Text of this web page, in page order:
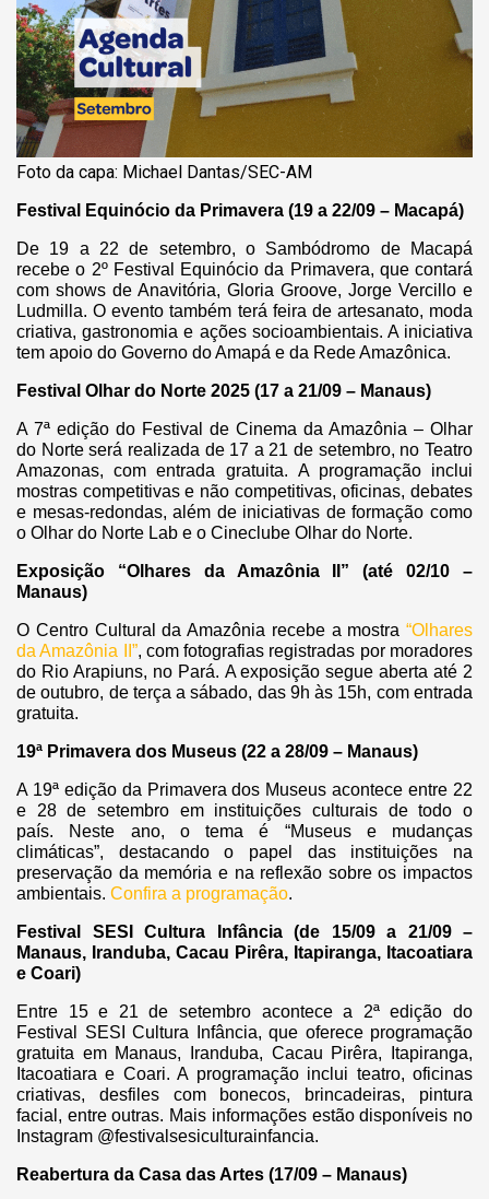
Foto da capa: Michael Dantas/SEC-AM
Festival Equinócio da Primavera (19 a 22/09 – Macapá)
De 19 a 22 de setembro, o Sambódromo de Macapá
recebe o 2º Festival Equinócio da Primavera, que contará
com shows de Anavitória, Gloria Groove, Jorge Vercillo e
Ludmilla.O evento também terá feira de artesanato, moda
criativa, gastronomia e ações socioambientais. A iniciativa
tem apoio do Governo do Amapá e da Rede Amazônica.
Festival Olhar do Norte 2025 (17 a 21/09 – Manaus)
A 7ª edição do Festival de Cinema da Amazônia – Olhar
do Norte será realizada de 17 a 21 de setembro, no Teatro
Amazonas, com entrada gratuita. A programação inclui
mostras competitivas e não competitivas, oficinas, debates
e mesas-redondas, além de iniciativas de formação como
o Olhar do Norte Lab e o Cineclube Olhar do Norte.
Exposição “Olhares da Amazônia II” (até 02/10 –
Manaus)
O Centro Cultural da Amazônia recebe a mostra “Olhares
da Amazônia II”, com fotografias registradas por moradores
do Rio Arapiuns, no Pará. A exposição segue aberta até 2
de outubro, de terça a sábado, das 9h às 15h, com entrada
gratuita.
19ª Primavera dos Museus (22 a 28/09 – Manaus)
A 19ª edição da Primavera dos Museus acontece entre 22
e 28 de setembro em instituições culturais de todo o
país.
Neste ano, o tema é “Museus e mudanças
climáticas”, destacando o papel das instituições na
preservação da memória e na reflexão sobre os impactos
ambientais. Confira a programação.
Festival SESI Cultura Infância (de 15/09 a 21/09 –
Manaus, Iranduba, Cacau Pirêra, Itapiranga, Itacoatiara
e Coari)
Entre 15 e 21 de setembro acontece a 2ª edição do
Festival SESI Cultura Infância, que oferece programação
gratuita em Manaus, Iranduba, Cacau Pirêra, Itapiranga,
Itacoatiara e Coari. A programação inclui teatro, oficinas
criativas, desfiles com bonecos, brincadeiras, pintura
facial, entre outras. Mais informações estão disponíveis no
Instagram @festivalsesiculturainfancia.
Reabertura da Casa das Artes (17/09 – Manaus)